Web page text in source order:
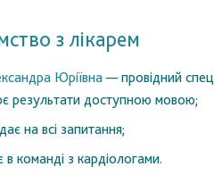
з лікарем
Юріївна— провідний
результати доступною мовою;
на всі запитання;
команді з кардіологами.